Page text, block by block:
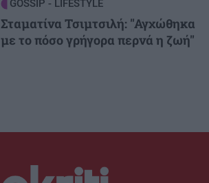
GOSSIP - LIFESTYLE
Σταματίνα Τσιμτσιλή: "Αγχώθηκα
με το πόσο γρήγορα περνά η ζωή"